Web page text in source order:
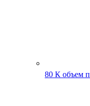
80 К объем